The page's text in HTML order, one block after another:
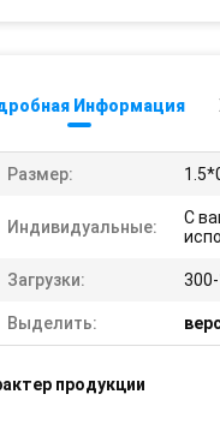
Информация
Размер:
Индивидуальные:
С
Загрузки:
Выделить:
продукции